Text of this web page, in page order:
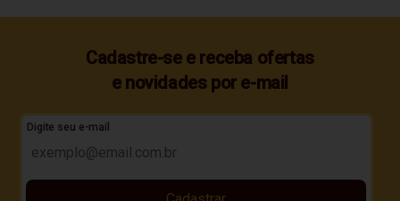
Cadastre-se e receba ofertas
e novidades por e-mail
Digite seu e-mail